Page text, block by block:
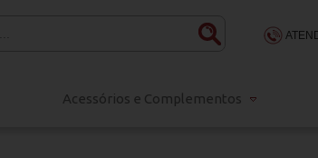
48
Acessórios e Complementos